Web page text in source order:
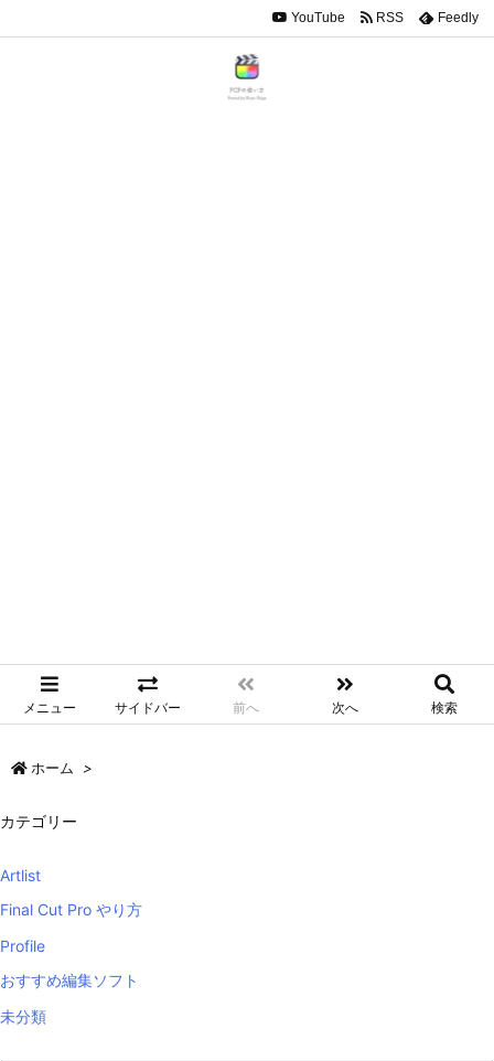
メニュー サイドバー 前へ 次へ 検索
YouTube RSS Feedly
ホーム >
カテゴリー
Artlist
Final Cut Pro やり方
Profile
おすすめ編集ソフト
未分類